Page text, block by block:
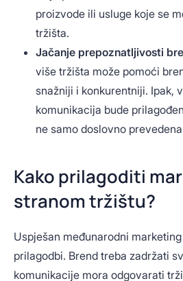
proizvode ili usluge koje se
tržišta.
Jačanje prepoznatljivosti
više tržišta može pomoći
snažniji i konkurentniji. Ipak,
komunikacija bude
ne samo doslovno
Kako prilagoditi
stranom tržištu?
Uspješan međunarodni
prilagodbi. Brend treba zadržati
komunikacije mora odgovarati